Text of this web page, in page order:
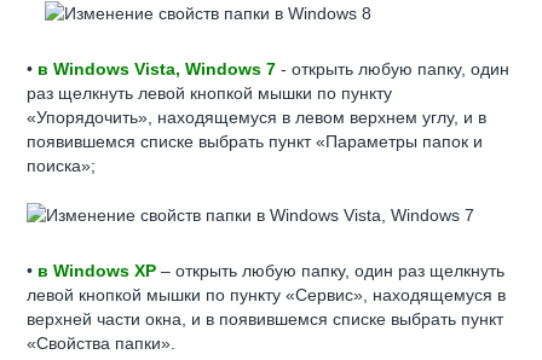
• в Windows Vista, Windows 7 - открыть любую папку, один
раз щелкнуть левой кнопкой мышки по пункту
«Упорядочить», находящемуся в левом верхнем углу, и в
появившемся списке выбрать пункт «Параметры папок и
поиска»;
• в Windows XP – открыть любую папку, один раз щелкнуть
левой кнопкой мышки по пункту «Сервис», находящемуся в
верхней части окна, и в появившемся списке выбрать пункт
«Свойства папки».